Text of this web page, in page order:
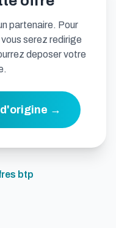
partenaire. Pour
serez redirige
deposer votre
d'origine →
btp